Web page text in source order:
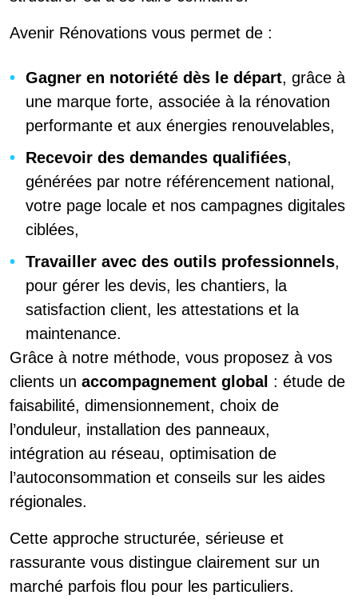
Avenir Rénovations vous permet de :
Gagner en notoriété dès le départ, grâce à
une marque forte, associée à la rénovation
performante et aux énergies renouvelables,
Recevoir des demandes qualifiées,
générées par notre référencement national,
votre page locale et nos campagnes digitales
ciblées,
Travailler avec des outils professionnels,
pour gérer les devis, les chantiers, la
satisfaction client, les attestations et la
maintenance.
Grâce à notre méthode, vous proposez à vos
clients un accompagnement global : étude de
faisabilité, dimensionnement, choix de
l’onduleur, installation des panneaux,
intégration au réseau, optimisation de
l’autoconsommation et conseils sur les aides
régionales.
Cette approche structurée, sérieuse et
rassurante vous distingue clairement sur un
marché parfois flou pour les particuliers.